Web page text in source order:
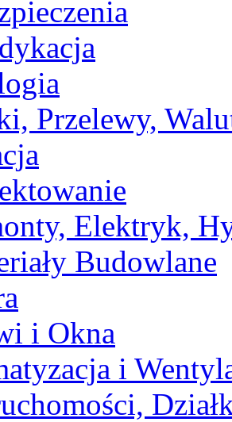
Przelewy,
Elektryk,
Budowlane
i Okna
i